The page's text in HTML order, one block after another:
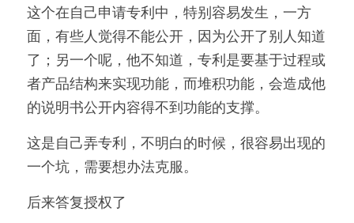
这个在自己申请专利中，特别容易发生，一方
面，有些人觉得不能公开，因为公开了别人知道
了；另一个呢，他不知道，专利是要基于过程或
者产品结构来实现功能，而堆积功能，会造成他
的说明书公开内容得不到功能的支撑。
这是自己弄专利，不明白的时候，很容易出现的
一个坑，需要想办法克服。
后来答复授权了